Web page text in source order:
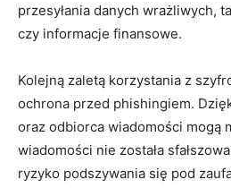
przesyłania danych wrażliwych,
czy informacje finansowe.
Kolejną zaletą korzystania z
ochrona przed phishingiem.
oraz odbiorca wiadomości mogą
wiadomości nie została
ryzyko podszywania się pod